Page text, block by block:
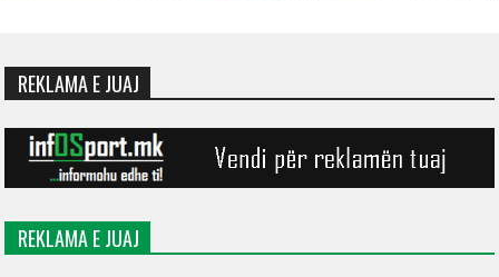
REKLAMA E JUAJ
REKLAMA E JUAJ